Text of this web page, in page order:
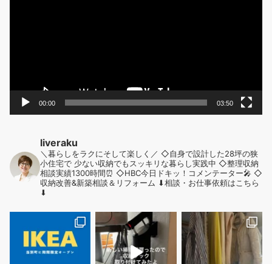
00:00 03:50
liveraku
＼暮らしをラクにそして楽しく／ ◇自身で設計した28坪の狭
小住宅で 少ない収納でもスッキリな暮らし実践中 ◇整理収納
相談実績1300時間⏰ ◇HBC今日ドキッ！コメンテーター🎤 ◇
収納改善&新築相談＆リフォーム ⬇︎相談・お仕事依頼はこちら
⬇︎